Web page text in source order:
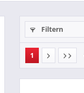
Filtern
1